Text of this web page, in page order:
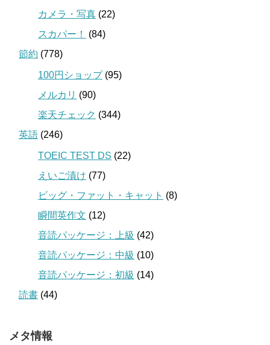
カメラ・写真 (22)
スカパー！
(84)
節約 (778)
100円ショップ(95)
メルカリ (90)
楽天チェック (344)
英語 (246)
TOEIC TEST DS (22)
えいご漬け (77)
ビッグ・ファット・キャット (8)
瞬間英作文 (12)
音読パッケージ：上級 (42)
音読パッケージ：中級 (10)
音読パッケージ：初級 (14)
読書 (44)
メタ情報